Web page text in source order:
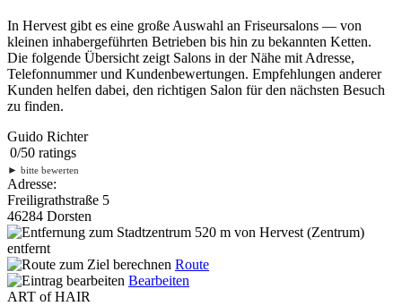
In Hervest gibt es eine große Auswahl an Friseursalons — von
kleinen inhabergeführten Betrieben bis hin zu bekannten Ketten.
Die folgende Übersicht zeigt Salons in der Nähe mit Adresse,
Telefonnummer und Kundenbewertungen. Empfehlungen anderer
Kunden helfen dabei, den richtigen Salon für den nächsten Besuch
zu finden.
Guido Richter
0/50 ratings
► bitte bewerten
Adresse:
Freiligrathstraße 5
46284 Dorsten
520 m von Hervest (Zentrum)
entfernt
Route
Bearbeiten
ART of HAIR